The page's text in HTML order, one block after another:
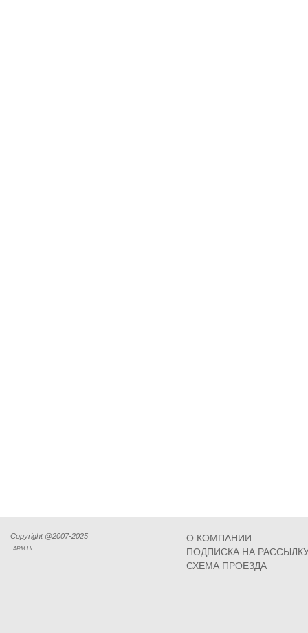
Copyright @2007-2025
ARM Llc
О КОМПАНИИ
ПОДПИСКА НА
СХЕМА ПРОЕЗДА